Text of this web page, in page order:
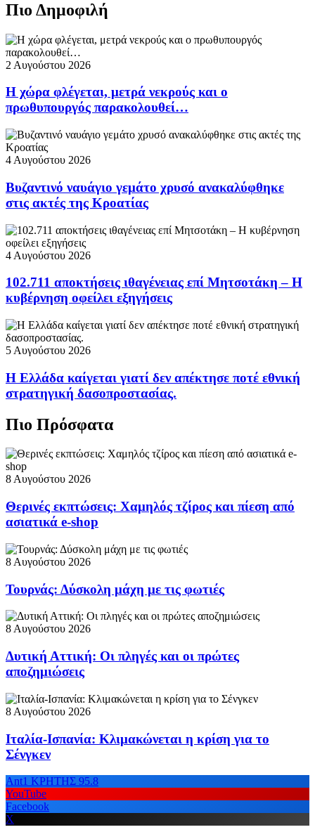
Πιο Δημοφιλή
2 Αυγούστου 2026
Η χώρα φλέγεται, μετρά νεκρούς και ο
πρωθυπουργός παρακολουθεί…
4 Αυγούστου 2026
Βυζαντινό ναυάγιο γεμάτο χρυσό ανακαλύφθηκε
στις ακτές της Κροατίας
4 Αυγούστου 2026
102.711 αποκτήσεις ιθαγένειας επί Μητσοτάκη – Η
κυβέρνηση οφείλει εξηγήσεις
5 Αυγούστου 2026
Η Ελλάδα καίγεται γιατί δεν απέκτησε ποτέ εθνική
στρατηγική δασοπροστασίας.
Πιο Πρόσφατα
8 Αυγούστου 2026
Θερινές εκπτώσεις: Χαμηλός τζίρος και πίεση από
ασιατικά e-shop
8 Αυγούστου 2026
Τουρνάς: Δύσκολη μάχη με τις φωτιές
8 Αυγούστου 2026
Δυτική Αττική: Οι πληγές και οι πρώτες
αποζημιώσεις
8 Αυγούστου 2026
Ιταλία-Ισπανία: Κλιμακώνεται η κρίση για το
Σένγκεν
Ant1 ΚΡΗΤΗΣ 95.8
YouTube
Facebook
X